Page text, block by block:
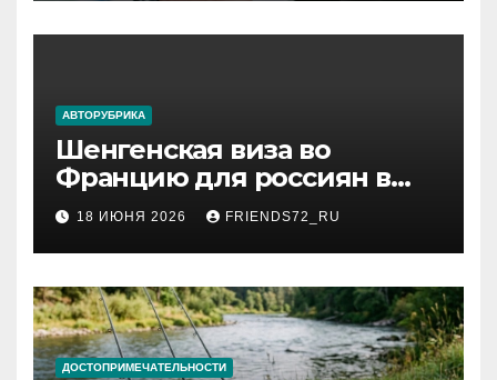
АВТОРУБРИКА
Шенгенская виза во
Францию для россиян в
2026 году: сроки от 3 дней
и список необходимых
документов
18 ИЮНЯ 2026 FRIENDS72_RU
ДОСТОПРИМЕЧАТЕЛЬНОСТИ